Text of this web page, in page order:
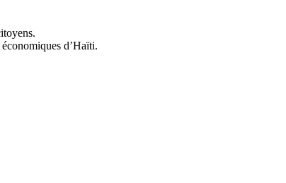
d’Haïti.